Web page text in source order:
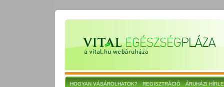
HOGYAN VÁSÁROLHATOK? REGISZTRÁCIÓ ÁRUHÁZI